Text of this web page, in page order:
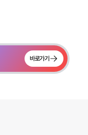
바로가기